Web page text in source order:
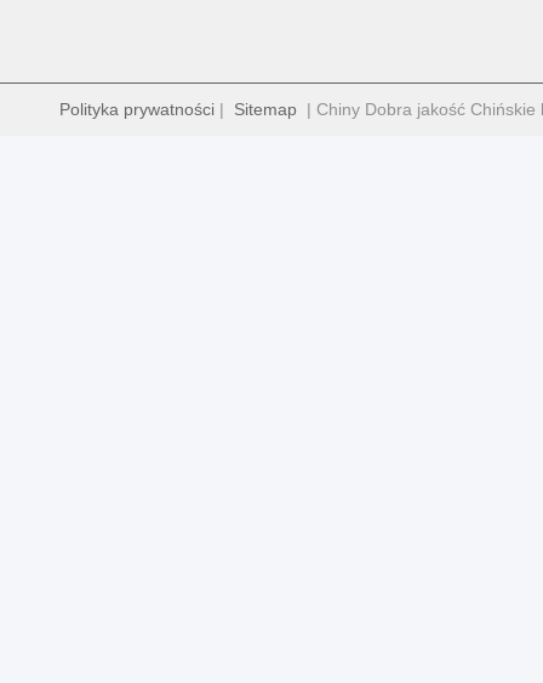
Polityka prywatności | Sitemap | Chiny Dobra jakość